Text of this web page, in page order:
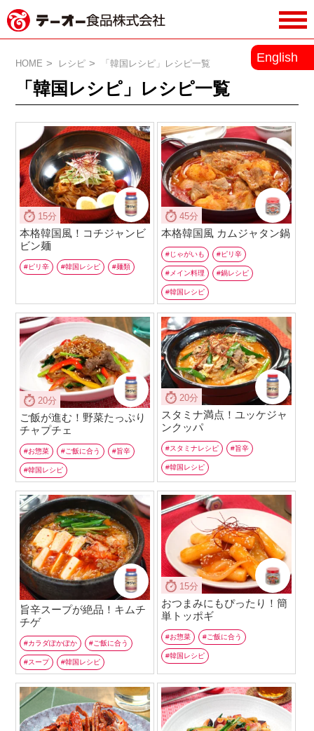
ー食品株式会社
English
HOME レシピ 「韓国レシピ」レシピ一覧
「韓国レシピ」レシピ一覧
15分
本格韓国風！コチジャンビ
ビン麺
ピリ辛 韓国レシピ 麺類
45分
本格韓国風 カムジャタン鍋
じゃがいも ピリ辛
メイン料理 鍋レシピ
韓国レシピ
20分
ご飯が進む！野菜たっぷり
チャプチェ
お惣菜 ご飯に合う 旨辛
韓国レシピ
20分
スタミナ満点！ユッケジャ
ンクッパ
スタミナレシピ 旨辛
韓国レシピ
旨辛スープが絶品！キムチ
チゲ
カラダぽかぽか ご飯に合う
スープ 韓国レシピ
15分
おつまみにもぴったり！簡
単トッポギ
お惣菜 ご飯に合う
韓国レシピ